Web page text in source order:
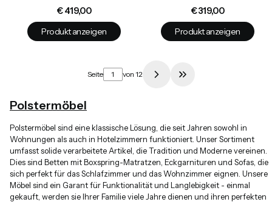
Preis
€ 419,00
Produkt anzeigen
Preis
€ 319,00
Produkt anzeigen
Seite von 12 Zur letzten
Polstermöbel
Polstermöbel sind eine klassische Lösung, die seit Jahren sowohl in
Wohnungen als auch in Hotelzimmern funktioniert. Unser Sortiment
umfasst solide verarbeitete Artikel, die Tradition und Moderne vereinen.
Dies sind Betten mit Boxspring-Matratzen, Eckgarnituren und Sofas, die
sich perfekt für das Schlafzimmer und das Wohnzimmer eignen. Unsere
Möbel sind ein Garant für Funktionalität und Langlebigkeit - einmal
gekauft, werden sie Ihrer Familie viele Jahre dienen und ihren perfekten